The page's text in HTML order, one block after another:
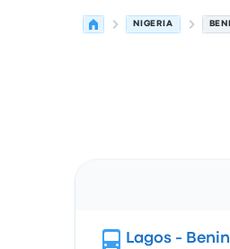
NIGERIA
Lagos -